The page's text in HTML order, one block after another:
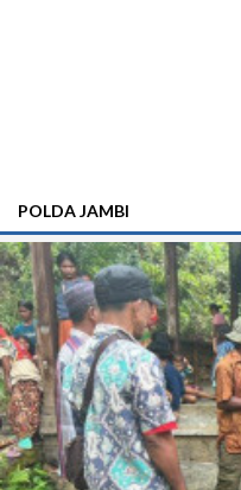
POLDA JAMBI